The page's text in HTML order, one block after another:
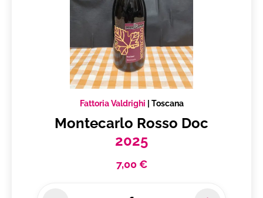
Fattoria Valdrighi Toscana
Montecarlo Rosso Doc
2025
7,00 €